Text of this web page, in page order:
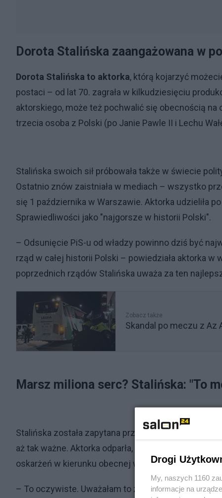
Dorota Stalińska zaangażowana w
Dorota Stalińska to aktorka, którą kojarzyć
postaci – od lat 70. zagrała w kilkudziesięciu
aktorskiego, może też pochwalić się obecnością na
trzecia osoba z Polski (po Janie Pawle II i Lechu
Stalińska swoich sił próbowała także w świecie
Ostatnio znów zaistniała w mediach – wszystko
się 1 października w Warszawie. Aktorka udzieliła
Sprawiedliwości jako "najgorsze w historii Polski".
– Odsunięcie PiS-u od władzy powinno dziś być
rząd w całej historii Polski – powiedziała aktorka
poprzednich rządów Stalińska uważa za ten
Zobacz także
Skandal po meczu z Az
Marsz miliona serc? Stalińska: "To
Stalińska została zapytana przez dziennikarzy,
aż tak ważne. Aktorka odparła, że jest to
oskarżeń w kierunku obecnej władzy.
– To oczywiste. Uważałam to za swój obywatelski
Drogi
My, naszych 1160
informacje na